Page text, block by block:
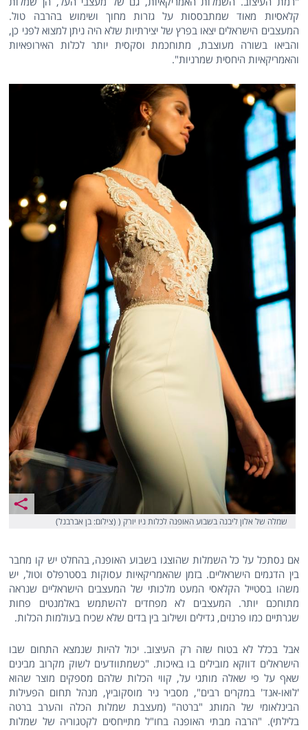
קלאסיות מאוד שמתבססות על גזרות מחוך ושימוש בהרבה טול.
המעצבים הישראלים יצאו בפרץ של יצירתיות שלא היה ניתן למצוא לפני כן,
והביאו בשורה מעוצבת, מתוחכמת וסקסית יותר לכלות האירופאיות
והאמריקאיות היחסית שמרניות".
שמלה של אלון ליבנה בשבוע האופנה לכלות ניו יורק ( (צילום: בן אברבנל)
אם נסתכל על כל השמלות שהוצגו בשבוע האופנה, בהחלט יש קו מחבר
בין הדגמים הישראליים. בזמן שהאמריקאיות עסוקות בסטרפלס וטול, יש
משהו בסטייל הקלאסי המעט מלכותי של המעצבים הישראליים שנראה
מתוחכם יותר. המעצבים לא מפחדים להשתמש באלמנטים פחות
שגרתיים כמו פרנזים, גדילים ושילוב בין בדים שלא שכיח בעולמות הכלות.
אבל בכלל לא בטוח שזה רק העיצוב. יכול להיות שנמצא התחום שבו
הישראלים דווקא מובילים בו באיכות. "כשמתוודעים לשוק מקרוב מבינים
שאף על פי שאלה מותגי על, קווי הכלות שלהם מספקים מוצר שהוא
'לואו-אנד' במקרים רבים", מסביר ניר מוסקוביץ, מנהל תחום הפעילות
הבינלאומי של המותג "ברטה" (מעצבת שמלות הכלה והערב ברטה
בלילתי). "הרבה מבתי האופנה בחו"ל מתייחסים לקטגוריה של שמלות